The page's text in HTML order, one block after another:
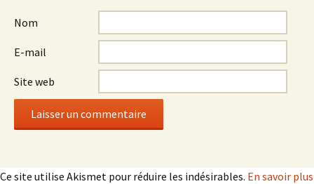
Nom
E-mail
Site web
Ce site utilise Akismet pour réduire les indésirables. En savoir plus